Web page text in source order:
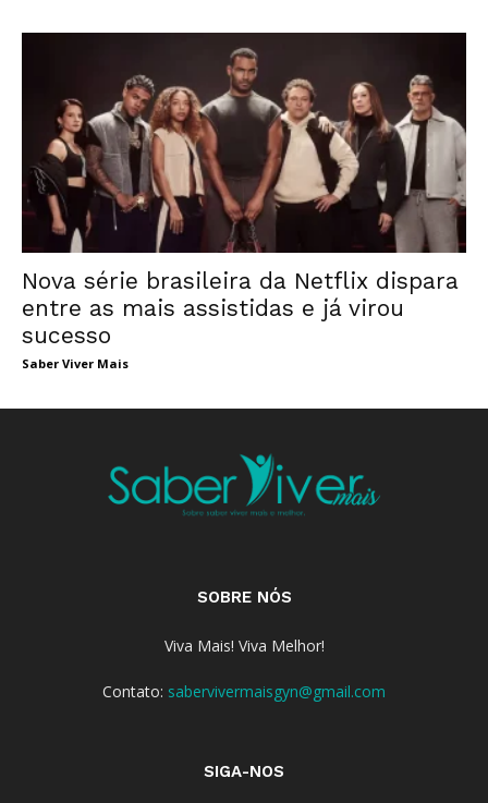
Nova série brasileira da Netflix dispara
entre as mais assistidas e já virou
sucesso
Saber Viver Mais
SOBRE NÓS
Viva Mais! Viva Melhor!
Contato: sabervivermaisgyn@gmail.com
SIGA-NOS